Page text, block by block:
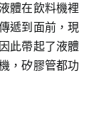
體在飲料機裡
遞到面前，現
此帶起了液體
，矽膠管都功